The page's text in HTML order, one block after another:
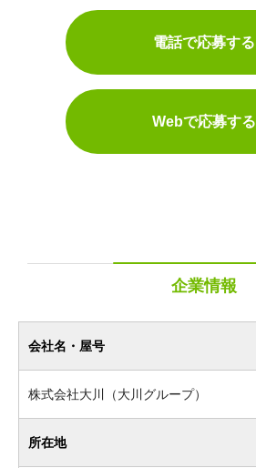
電話で応募する
Webで応募する
企業情報
会社名・屋号
株式会社大川（大川グループ）
所在地